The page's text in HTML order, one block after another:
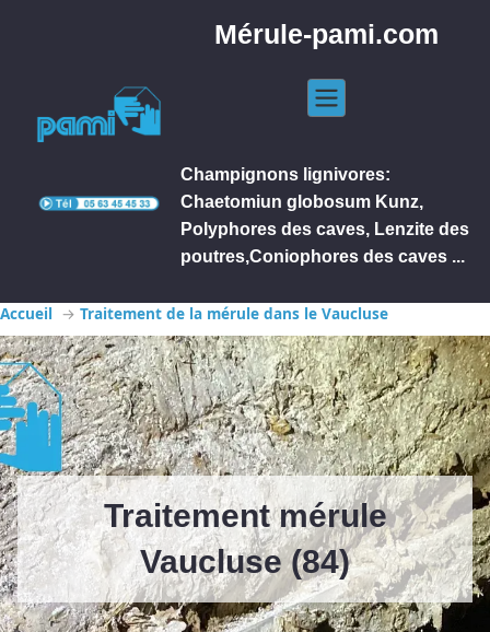
Mérule-pami.com
Champignons lignivores:
Chaetomiun globosum Kunz,
Polyphores des caves, Lenzite des
poutres,Coniophores des caves ...
Accueil Traitement de la mérule dans le Vaucluse
Traitement mérule
Vaucluse (84)